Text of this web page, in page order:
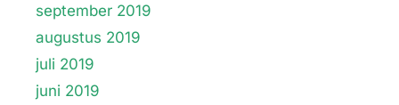
september 2019
augustus 2019
juli 2019
juni 2019